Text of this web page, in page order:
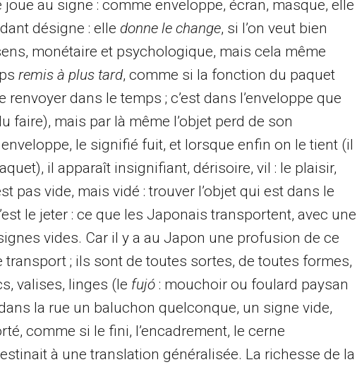
au signe : comme enveloppe, écran, masque, elle
désigne : elle donne le change, si l’on veut bien
monétaire et psychologique, mais cela même
remis à plus tard, comme si la fonction du paquet
renvoyer dans le temps ; c’est dans l’enveloppe que
faire), mais par là même l’objet perd de son
le signifié fuit, et lorsque enfin on le tient (il
il apparaît insignifiant, dérisoire, vil : le plaisir,
pas vide, mais vidé : trouver l’objet qui est dans le
le jeter : ce que les Japonais transportent, avec une
vides. Car il y a au Japon une profusion de ce
transport ; ils sont de toutes sortes, de toutes formes,
valises, linges (le fujó : mouchoir ou foulard paysan
la rue un baluchon quelconque, un signe vide,
comme si le fini, l’encadrement, le cerne
à une translation généralisée. La richesse de la